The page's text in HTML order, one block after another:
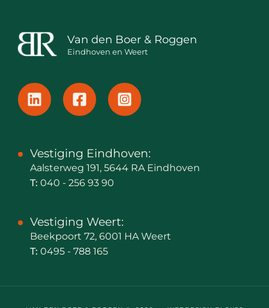
Van den Boer & Roggen
Eindhoven en Weert
Vestiging Eindhoven:
Aalsterweg 191, 5644 RA Eindhoven
T: 040 - 256 93 90
Vestiging Weert:
Beekpoort 72, 6001 HA Weert
T: 0495 - 788 165